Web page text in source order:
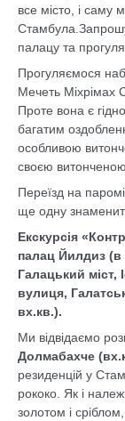
все місто, і саму
палацу та
Прогуляємося
Мечеть Міхрімах
Проте вона є
багатим
особливою
своєю
Переїзд на
ще одну
Екскурсія
палац Йилдиз (в
Галацький міст,
вулиця,
вх.кв.).
Ми відвідаємо
Долмабахче
резиденцій у
рококо. Як і
золотом і